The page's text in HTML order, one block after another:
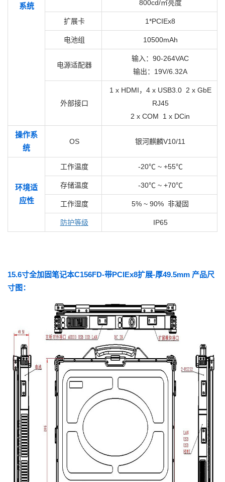
系统
800cd/㎡亮度
扩展卡 1*PCIEx8
电池组 10500mAh
电源适配器
输入：90-264VAC
输出：19V/6.32A
外部接口
1 x HDMI，4 x USB3.0 2 x GbE
RJ45
2 x COM 1 x DCin
操作系
统
OS 银河麒麟V10/11
环境适
应性
工作温度 -20℃ ~ +55℃
存储温度 -30℃ ~ +70℃
工作湿度 5% ~ 90% 非凝固
防护等级 IP65
15.6寸全加固笔记本C156FD-带PCIEx8扩展-厚49.5mm 产品尺
寸图：